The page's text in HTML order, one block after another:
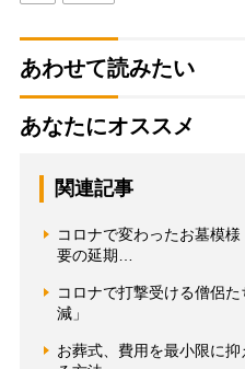
あわせて読みたい
あなたにオススメ
関連記事
コロナで変わったお墓模
要の延期…
コロナで打撃受ける僧侶
減」
お葬式、費用を最小限に